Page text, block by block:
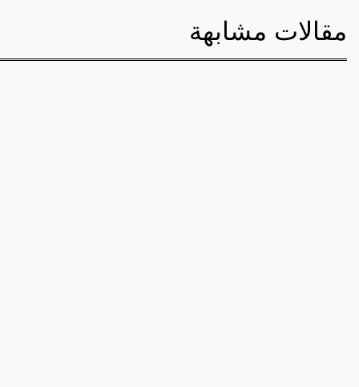
مقالات مشابهة